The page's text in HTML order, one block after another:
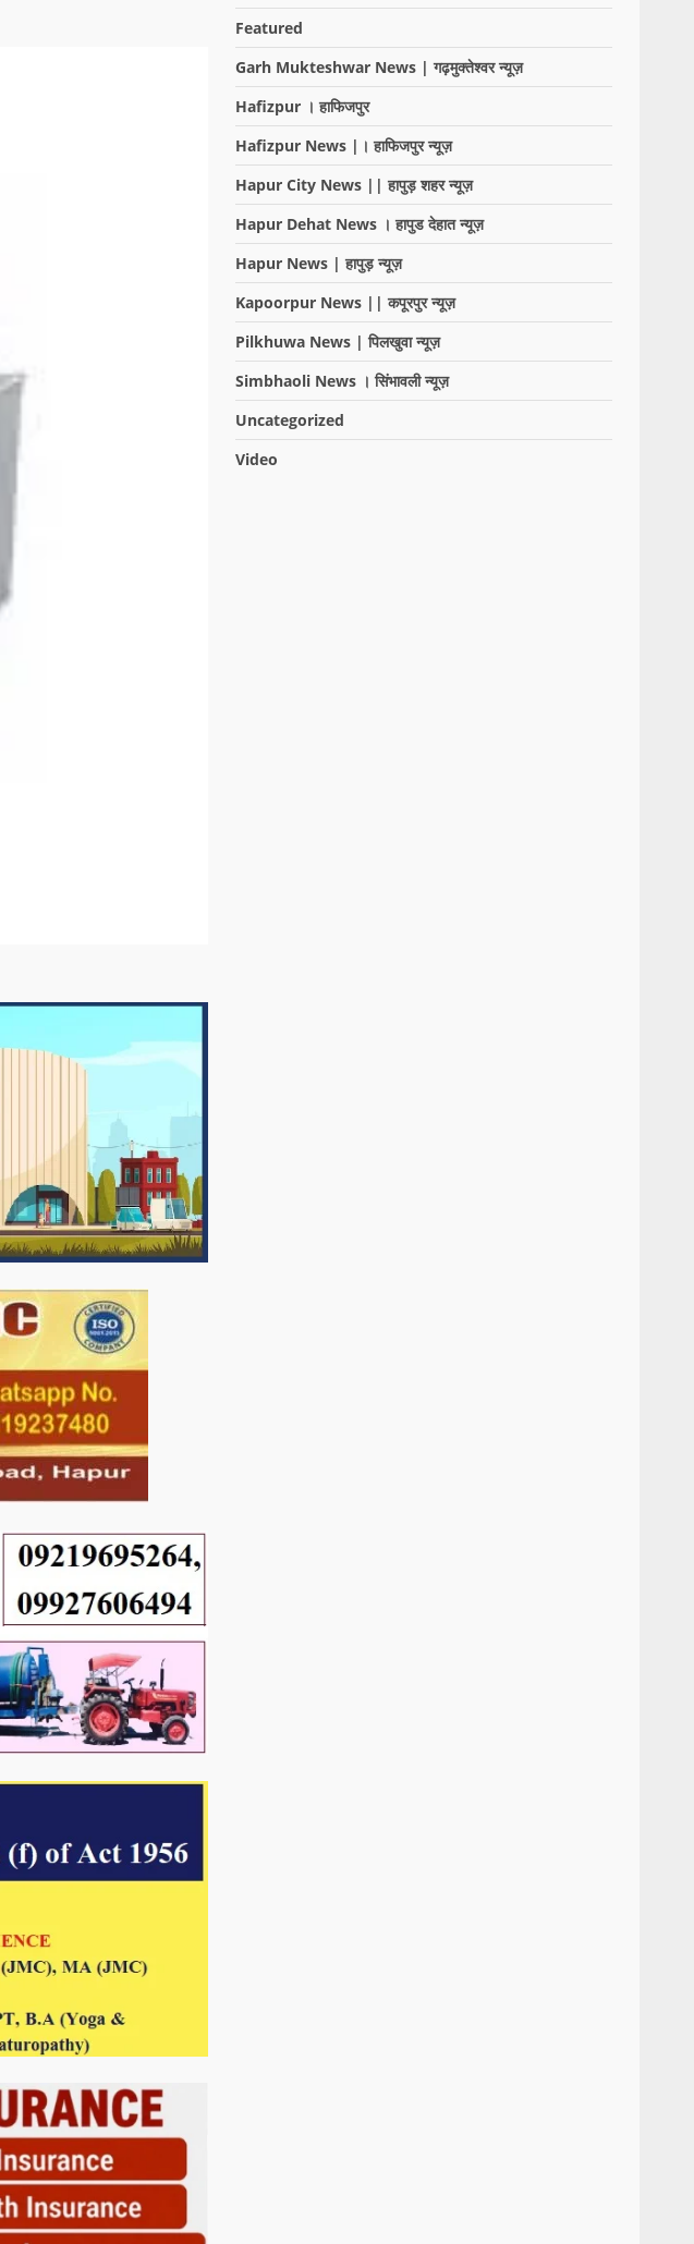
Featured
Garh Mukteshwar News | गढ़मुक्तेश्वर न्यूज़
Hafizpur । हाफिजपुर
Hafizpur News |। हाफिजपुर न्यूज़
Hapur City News || हापुड़ शहर न्यूज़
Hapur Dehat News । हापुड देहात न्यूज़
Hapur News | हापुड़ न्यूज़
Kapoorpur News || कपूरपुर न्यूज़
Pilkhuwa News | पिलखुवा न्यूज़
Simbhaoli News । सिंभावली न्यूज़
Uncategorized
Video